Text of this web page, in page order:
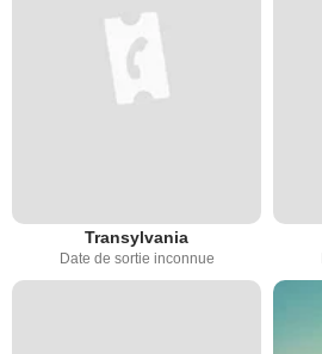
Transylvania
Date de sortie inconnue